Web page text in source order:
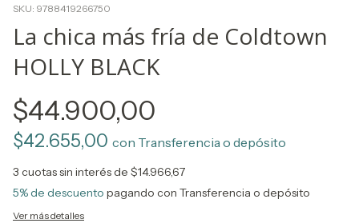
SKU: 9788419266750
La chica más fría de Coldtown
HOLLY BLACK
$44.900,00
$42.655,00 con Transferencia o depósito
3 cuotas sin interés de $14.966,67
5% de descuento pagando con Transferencia o depósito
Ver más detalles